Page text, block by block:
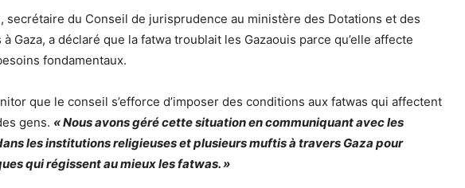
secrétaire du Conseil de jurisprudence au ministère des Dotations et des
Gaza, a déclaré que la fatwa troublait les Gazaouis parce qu’elle affecte
fondamentaux.
que le conseil s’efforce d’imposer des conditions aux fatwas qui affectent
gens. « Nous avons géré cette situation en communiquant avec les
les institutions religieuses et plusieurs muftis à travers Gaza pour
qui régissent au mieux les fatwas. »